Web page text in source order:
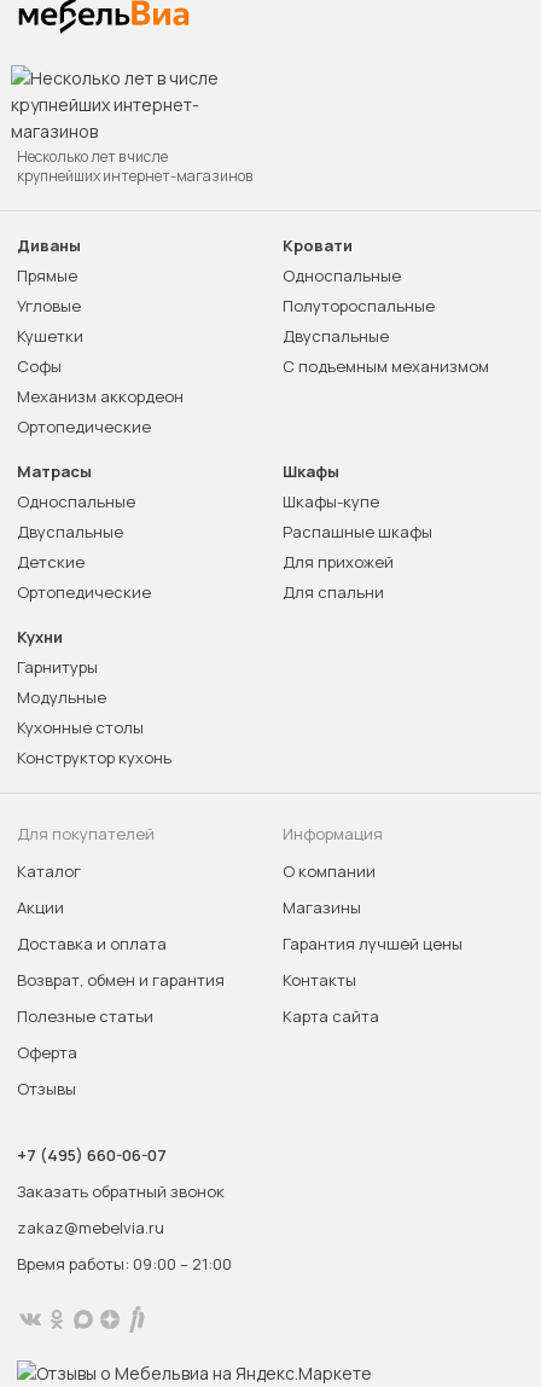
Несколько лет в числе
крупнейших интернет-магазинов
Диваны
Прямые
Угловые
Кушетки
Софы
Механизм аккордеон
Ортопедические
Кровати
Односпальные
Полутороспальные
Двуспальные
С подъемным механизмом
Матрасы
Односпальные
Двуспальные
Детские
Ортопедические
Шкафы
Шкафы-купе
Распашные шкафы
Для прихожей
Для спальни
Кухни
Гарнитуры
Модульные
Кухонные столы
Конструктор кухонь
Для покупателей
Каталог
Акции
Доставка и оплата
Возврат, обмен и гарантия
Полезные статьи
Оферта
Отзывы
Информация
О компании
Магазины
Гарантия лучшей цены
Контакты
Карта сайта
+7 (495) 660-06-07
Заказать обратный звонок
zakaz@mebelvia.ru
Время работы: 09:00 – 21:00